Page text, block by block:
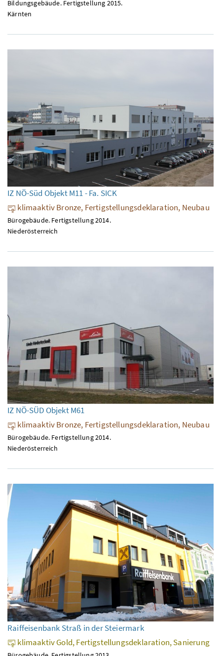
Bildungsgebäude. Fertigstellung 2015.
Kärnten
IZ NÖ-Süd Objekt M11 - Fa. SICK
klimaaktiv Bronze, Fertigstellungsdeklaration, Neubau
Bürogebäude. Fertigstellung 2014.
Niederösterreich
IZ NÖ-SÜD Objekt M61
klimaaktiv Bronze, Fertigstellungsdeklaration, Neubau
Bürogebäude. Fertigstellung 2014.
Niederösterreich
Raiffeisenbank Straß in der Steiermark
klimaaktiv Gold, Fertigstellungsdeklaration, Sanierung